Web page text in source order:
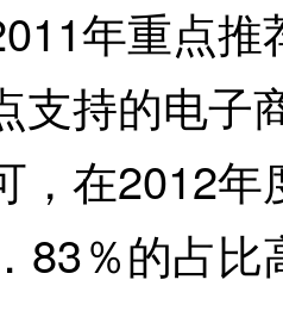
年重点
支持的电子
，在2012
83％的占比